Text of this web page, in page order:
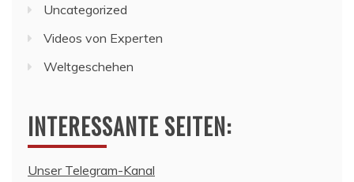
Uncategorized
Videos von Experten
Weltgeschehen
INTERESSANTE SEITEN:
Unser Telegram-Kanal